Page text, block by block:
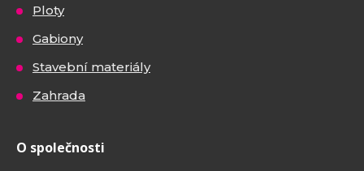
Ploty
Gabiony
Stavební materiály
Zahrada
O společnosti